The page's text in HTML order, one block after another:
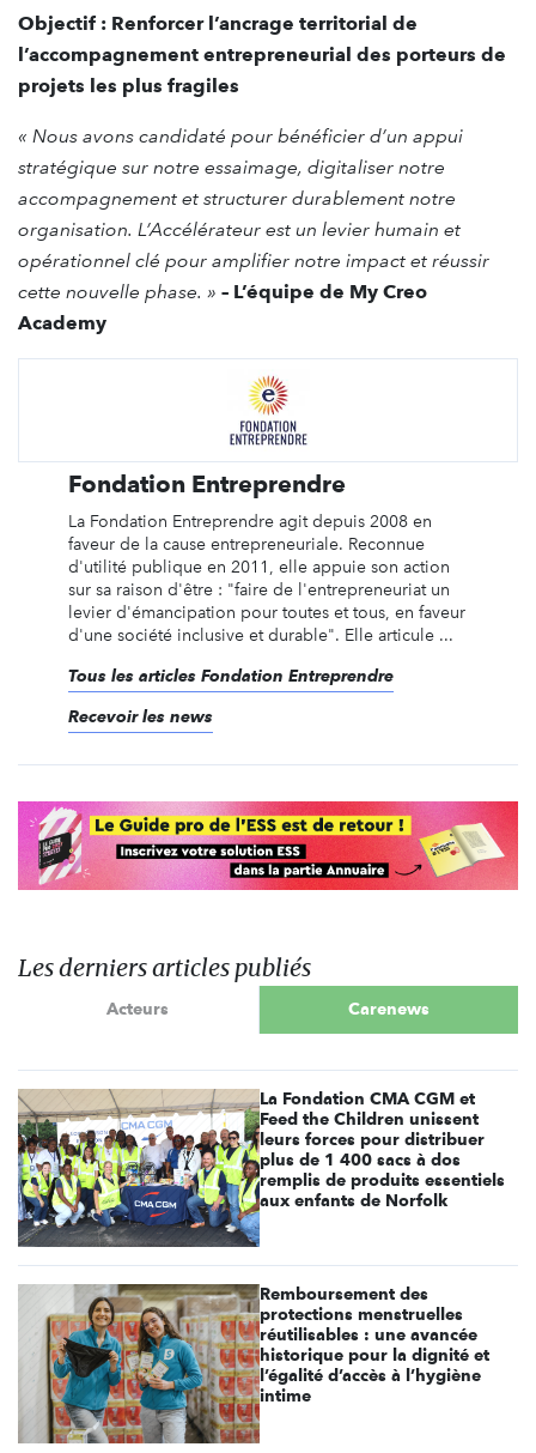
Objectif : Renforcer l’ancrage territorial de
l’accompagnement entrepreneurial des porteurs de
projets les plus fragiles
« Nous avons candidaté pour bénéficier d’un appui
stratégique sur notre essaimage, digitaliser notre
accompagnement et structurer durablement notre
organisation. L’Accélérateur est un levier humain et
opérationnel clé pour amplifier notre impact et réussir
cette nouvelle phase. » – L’équipe de My Creo
Academy
Fondation Entreprendre
La Fondation Entreprendre agit depuis 2008 en
faveur de la cause entrepreneuriale. Reconnue
d'utilité publique en 2011, elle appuie son action
sur sa raison d'être : "faire de l'entrepreneuriat un
levier d'émancipation pour toutes et tous, en faveur
d'une société inclusive et durable". Elle articule ...
Tous les articles Fondation Entreprendre
Recevoir les news
Les derniers articles publiés
Acteurs Carenews
La Fondation CMA CGM et
Feed the Children unissent
leurs forces pour distribuer
plus de 1 400 sacs à dos
remplis de produits essentiels
aux enfants de Norfolk
Remboursement des
protections menstruelles
réutilisables : une avancée
historique pour la dignité et
l’égalité d’accès à l’hygiène
intime